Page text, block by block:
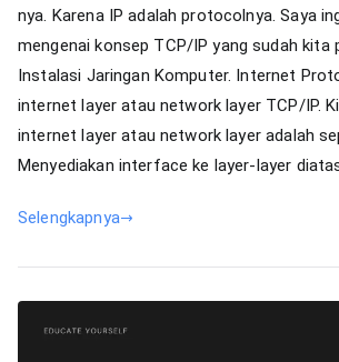
nya. Karena IP adalah protocolnya. Saya
mengenai konsep TCP/IP yang sudah kita
Instalasi Jaringan Komputer. Internet
internet layer atau network layer TCP/IP.
internet layer atau network layer adalah
Menyediakan interface ke layer-layer
Selengkapnya